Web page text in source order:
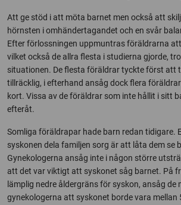
Att ge stöd i att möta barnet men också att
hörnsten i omhändertagandet och en svår
Efter förlossningen uppmuntras föräldrarna
vilket också de allra flesta i studierna gjorde,
situationen. De flesta föräldrar tyckte först att
tillräcklig, i efterhand ansåg dock flera
kort. Vissa av de föräldrar som inte hållit i sitt
efteråt.
Somliga föräldrapar hade barn redan tidigare.
syskonen dela familjen sorg är att låta dem se
Gynekologerna ansåg inte i någon större
att det var viktigt att syskonet såg barnet. På
lämplig nedre åldergräns för syskon, ansåg de
gynekologerna att syskonet borde vara mellan